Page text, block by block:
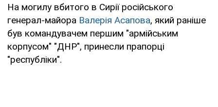
На могилу вбитого в Сирії російського
генерал-майора Валерія Асапова, який раніше
був командувачем першим "армійським
корпусом" "ДНР", принесли прапорці
"республіки".